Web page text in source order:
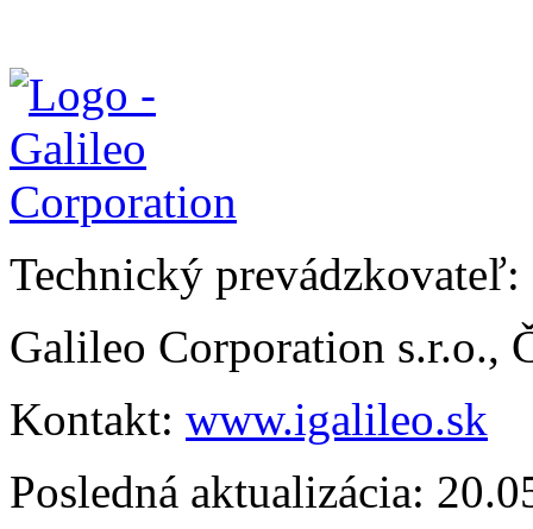
Technický prevádzkovateľ:
Galileo Corporation s.r.o.,
Kontakt: www.igalileo.sk
Posledná aktualizácia: